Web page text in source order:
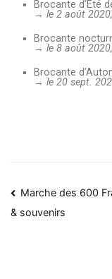
Brocante d’Été
→ le 2 août
Brocante
→ le 8 août
Brocante
→ le 20 sept.
Marche des 600
& souvenirs